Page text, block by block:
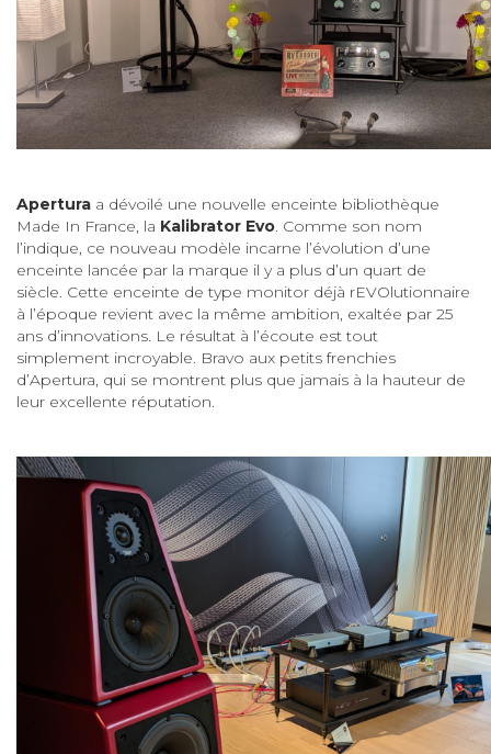
Apertura a dévoilé une nouvelle enceinte bibliothèque
Made In France, la Kalibrator Evo . Comme son nom
l’indique, ce nouveau modèle incarne l’évolution d’une
enceinte lancée par la marque il y a plus d’un quart de
siècle. Cette enceinte de type monitor déjà rEVOlutionnaire
à l’époque revient avec la même ambition, exaltée par 25
ans d’innovations. Le résultat à l’écoute est tout
simplement incroyable. Bravo aux petits frenchies
d’Apertura, qui se montrent plus que jamais à la hauteur de
leur excellente réputation.